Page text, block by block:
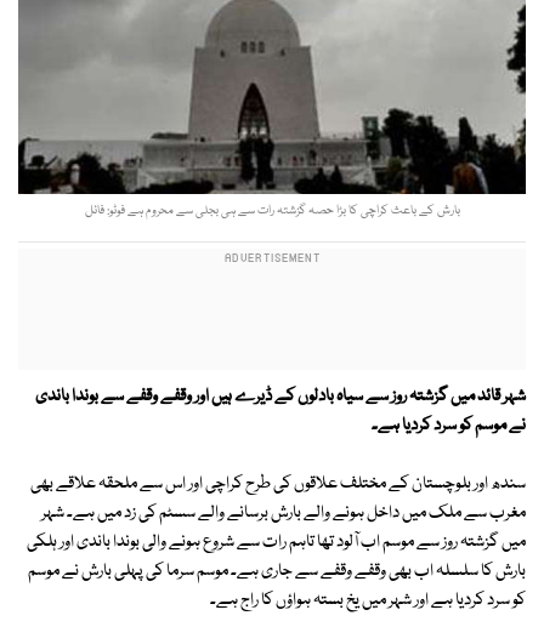
بارش کے باعث کراچی کا بڑا حصہ گزشتہ رات سے ہی بجلی سے محروم ہے فوٹو: فائل
شہر قائد میں گزشتہ روز سے سیاہ بادلوں کے ڈیرے ہیں اور وقفے وقفے سے بوندا باندی
نے موسم کو سرد کردیا ہے۔
سندھ اور بلوچستان کے مختلف علاقوں کی طرح کراچی اور اس سے ملحقہ علاقے بھی
مغرب سے ملک میں داخل ہونے والے بارش برسانے والے سسٹم کی زد میں ہے۔ شہر
میں گزشتہ روز سے موسم اب آلود تھا تاہم رات سے شروع ہونے والی بوندا باندی اور ہلکی
بارش کا سلسلہ اب بھی وقفے وقفے سے جاری ہے۔ موسم سرما کی پہلی بارش نے موسم
کو سرد کردیا ہے اور شہر میں یخ بستہ ہواؤں کا راج ہے۔